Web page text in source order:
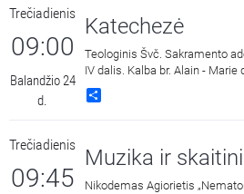
Trečiadienis
09:00
Balandžio 24
d.
Katechezė
Teologinis Švč. Sakramento
IV dalis. Kalba br. Alain - Marie
Venskevičiūtė. Įrašas iš
krikščioniškosios maldos
Trečiadienis
09:45
Muzika ir
Nikodemas Agiorietis